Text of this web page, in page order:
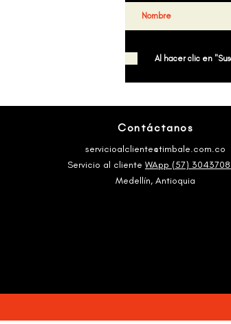
Al hacer clic en
Contáctanos
servicioalcliente@timbale.com.co
Servicio al cliente WApp (57)
Medellín, Antioquia